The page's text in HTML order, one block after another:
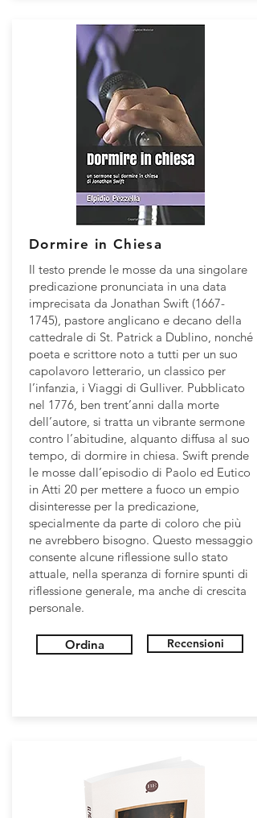
Dormire in Chiesa
Il testo prende le mosse da una singolare
predicazione pronunciata in una data
imprecisata da Jonathan Swift (1667-
1745), pastore anglicano e decano della
cattedrale di St. Patrick a Dublino, nonché
poeta e scrittore noto a tutti per un suo
capolavoro letterario, un classico per
l’infanzia, i Viaggi di Gulliver. Pubblicato
nel 1776, ben trent’anni dalla morte
dell’autore, si tratta un vibrante sermone
contro l’abitudine, alquanto diffusa al suo
tempo, di dormire in chiesa. Swift prende
le mosse dall’episodio di Paolo ed Eutico
in Atti 20 per mettere a fuoco un empio
disinteresse per la predicazione,
specialmente da parte di coloro che più
ne avrebbero bisogno. Questo messaggio
consente alcune riflessione sullo stato
attuale, nella speranza di fornire spunti di
riflessione generale, ma anche di crescita
personale.
Ordina Recensioni